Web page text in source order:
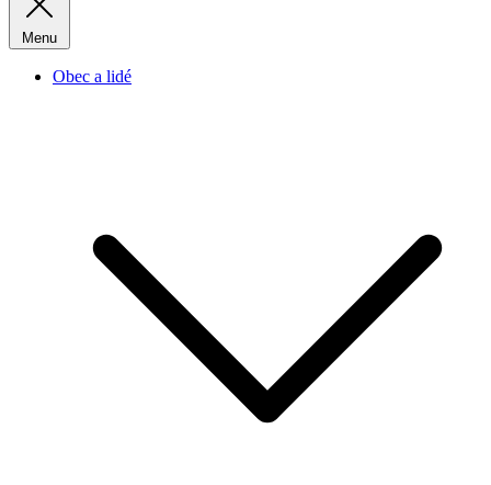
Menu
Obec a lidé